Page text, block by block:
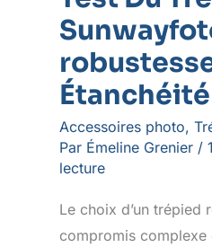
Étanchéité
Accessoires photo,
Par Émeline Grenier /
lecture
Le choix d’un trépied
compromis